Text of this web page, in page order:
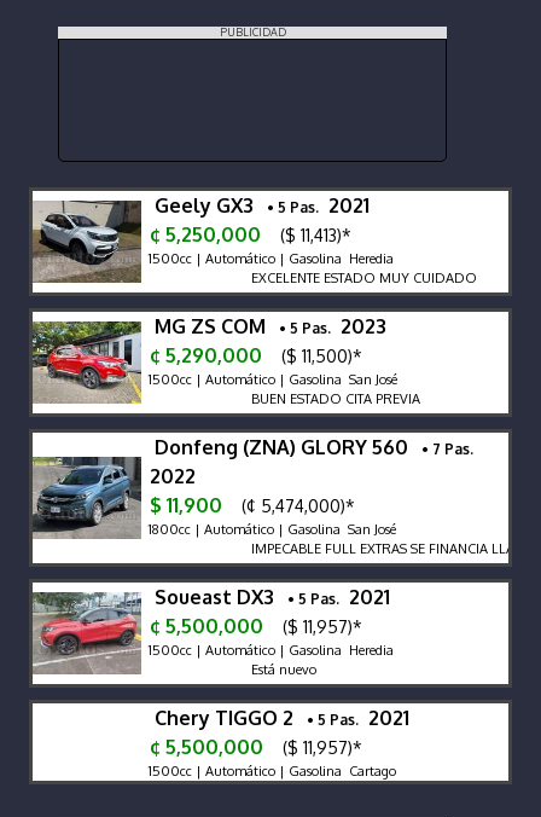
PUBLICIDAD
Geely GX3 • 5 Pas. 2021
¢ 5,250,000
($ 11,413)*
1500cc | Automático | Gasolina Heredia
EXCELENTE ESTADO MUY CUIDADO
MG ZS COM • 5 Pas. 2023
¢ 5,290,000
($ 11,500)*
1500cc | Automático | Gasolina San José
BUEN ESTADO CITA PREVIA
Donfeng (ZNA) GLORY 560 • 7 Pas.
2022
$ 11,900
(¢ 5,474,000)*
1800cc | Automático | Gasolina San José
IMPECABLE FULL EXTRAS SE FINANCIA LLAME
Soueast DX3 • 5 Pas. 2021
¢ 5,500,000
($ 11,957)*
1500cc | Automático | Gasolina Heredia
Está nuevo
Chery TIGGO 2 • 5 Pas. 2021
¢ 5,500,000
($ 11,957)*
1500cc | Automático | Gasolina Cartago